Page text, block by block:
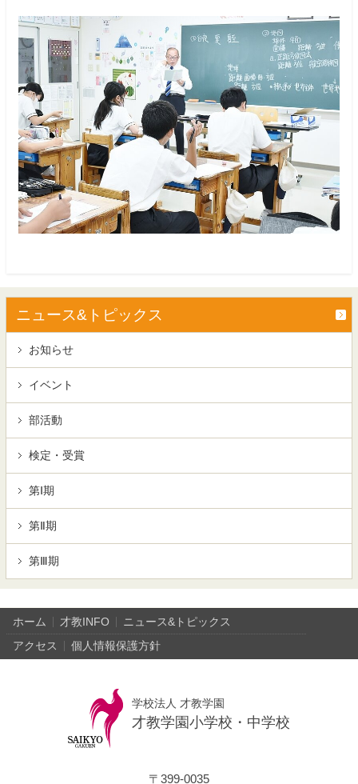
ニュース&トピックス
お知らせ
イベント
部活動
検定・受賞
第Ⅰ期
第Ⅱ期
第Ⅲ期
ホーム 才教INFO
ニュース&トピックス
アクセス
個人情報保護方針
学校法人 才教学園
才教学園小学校・中学校
〒399-0035